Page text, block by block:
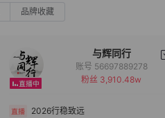
品牌收藏
与辉同行
备注
账号 56697889278
粉丝 3,910.48w
2026行稳致远